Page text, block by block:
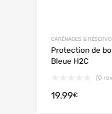
CARÉNAGES &
Protection de
Bleue H2C
(0
19.99€